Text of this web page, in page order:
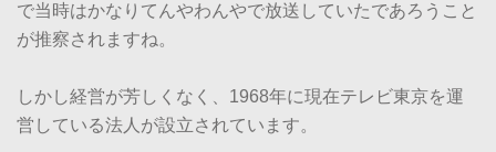
で当時はかなりてんやわんやで放送していたであろうこと
が推察されますね。
しかし経営が芳しくなく、1968年に現在テレビ東京を運
営している法人が設立されています。